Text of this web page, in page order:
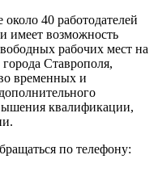
40 работодателей
имеет возможность
рабочих мест на
Ставрополя,
временных и
квалификации,
по телефону: